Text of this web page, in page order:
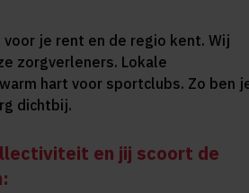
je rent en de regio kent. Wij
zorgverleners. Lokale
hart voor sportclubs. Zo ben
dichtbij.
en jij scoort de